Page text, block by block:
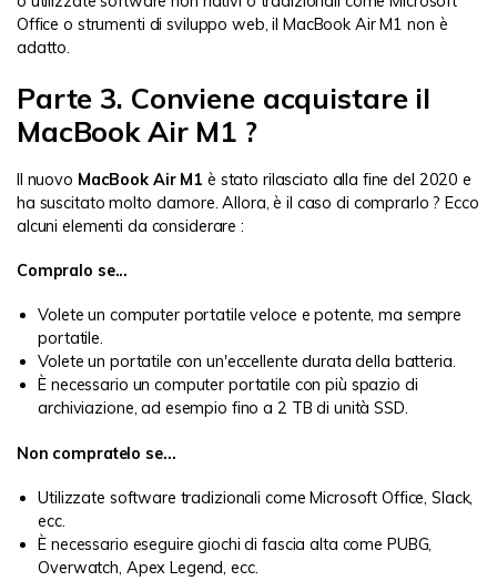
Office o strumenti di sviluppo web, il MacBook Air M1 non è
adatto.
Parte 3. Conviene acquistare il
MacBook Air M1 ?
Il nuovo MacBook Air M1 è stato rilasciato alla fine del 2020 e
ha suscitato molto clamore. Allora, è il caso di comprarlo ? Ecco
alcuni elementi da considerare :
Compralo se...
Volete un computer portatile veloce e potente, ma sempre
portatile.
Volete un portatile con un'eccellente durata della batteria.
È necessario un computer portatile con più spazio di
archiviazione, ad esempio fino a 2 TB di unità SSD.
Non compratelo se...
Utilizzate software tradizionali come Microsoft Office, Slack,
ecc.
È necessario eseguire giochi di fascia alta come PUBG,
Overwatch, Apex Legend, ecc.